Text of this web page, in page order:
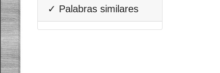
✓ Palabras similares